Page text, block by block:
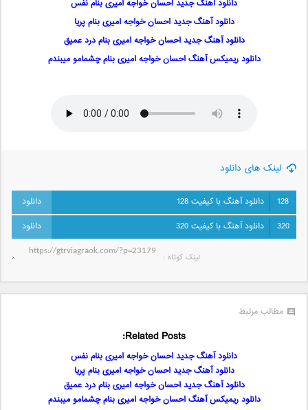
دانلود آهنگ جدید احسان خواجه امیری بنام نفس
دانلود آهنگ جدید احسان خواجه امیری بنام پریا
دانلود آهنگ جدید احسان خواجه امیری بنام درد عمیق
دانلود ریمیکس آهنگ احسان خواجه امیری بنام چشمامو میبندم
لینک های دانلود
128
دانلود آهنگ با کیفیت 128
320
دانلود آهنگ با کیفیت 320
لینک کوتاه‌ :
مطالب مرتبط
Related Posts:
دانلود آهنگ جدید احسان خواجه امیری بنام نفس
دانلود آهنگ جدید احسان خواجه امیری بنام پریا
دانلود آهنگ جدید احسان خواجه امیری بنام درد عمیق
دانلود ریمیکس آهنگ احسان خواجه امیری بنام چشمامو میبندم